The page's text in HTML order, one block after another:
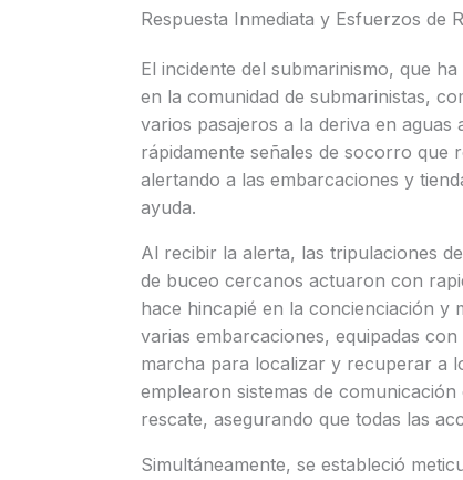
Respuesta Inmediata y Esfuerzos de
El incidente del submarinismo, que
en la comunidad de submarinistas,
varios pasajeros a la deriva en aguas
rápidamente señales de socorro que
alertando a las embarcaciones y
ayuda.
Al recibir la alerta, las tripulaciones
de buceo cercanos actuaron con
hace hincapié en la concienciación y
varias embarcaciones, equipadas
marcha para localizar y recuperar a
emplearon sistemas de
rescate, asegurando que todas las
Simultáneamente, se estableció